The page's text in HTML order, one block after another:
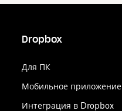
Dropbox
Для ПК
Мобильное приложение
Интеграция в Dropbox